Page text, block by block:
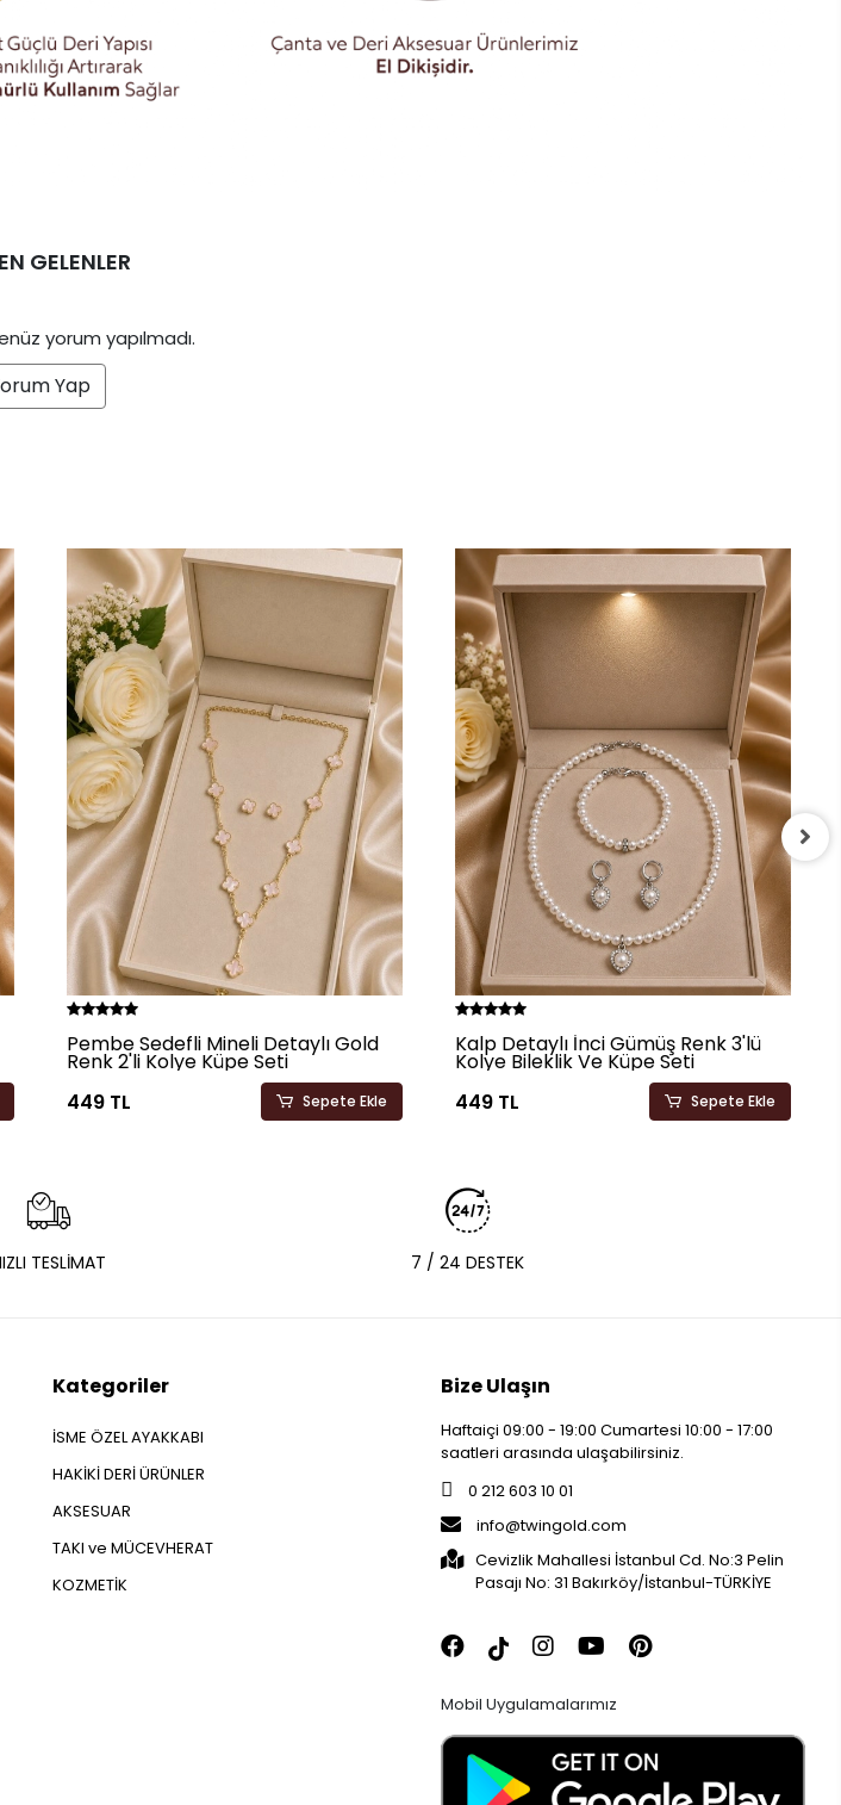
GELENLER
yorum yapılmadı.
Yap
Pembe Sedefli Mineli Detaylı Gold
Renk 2'li Kolye Küpe Seti
449 TL
Sepete Ekle
Kalp Detaylı İnci Gümüş Renk 3'lü
Kolye Bileklik Ve Küpe Seti
449 TL
Sepete Ekle
TESLİMAT 7 / 24 DESTEK
Kategoriler
İSME ÖZEL AYAKKABI
HAKİKİ DERİ ÜRÜNLER
AKSESUAR
TAKI ve MÜCEVHERAT
KOZMETİK
Bize Ulaşın
Haftaiçi 09:00 - 19:00 Cumartesi 10:00 - 17:00
saatleri arasında ulaşabilirsiniz.
0 212 603 10 01
info@twingold.com
Cevizlik Mahallesi İstanbul Cd. No:3 Pelin
Pasajı No: 31 Bakırköy/İstanbul-TÜRKİYE
Mobil Uygulamalarımız